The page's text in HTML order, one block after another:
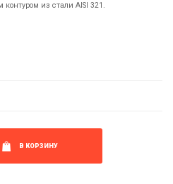
контуром из стали AISI 321.
В КОРЗИНУ